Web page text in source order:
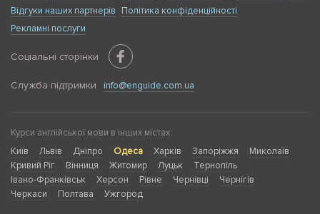
Відгуки наших партнерів
Політика конфіденційності
Рекламні послуги
Соціальні сторінки
Служба підтримки info@enguide.com.ua
Курси англійської мови в інших містах:
Київ
Львів Дніпро Одеса Харків Запоріжжя
Миколаїв
Кривий Ріг
Вінниця Житомир Луцьк
Тернопіль
Івано-Франківськ
Херсон Рівне Чернівці
Чернігів
Черкаси
Полтава Ужгород